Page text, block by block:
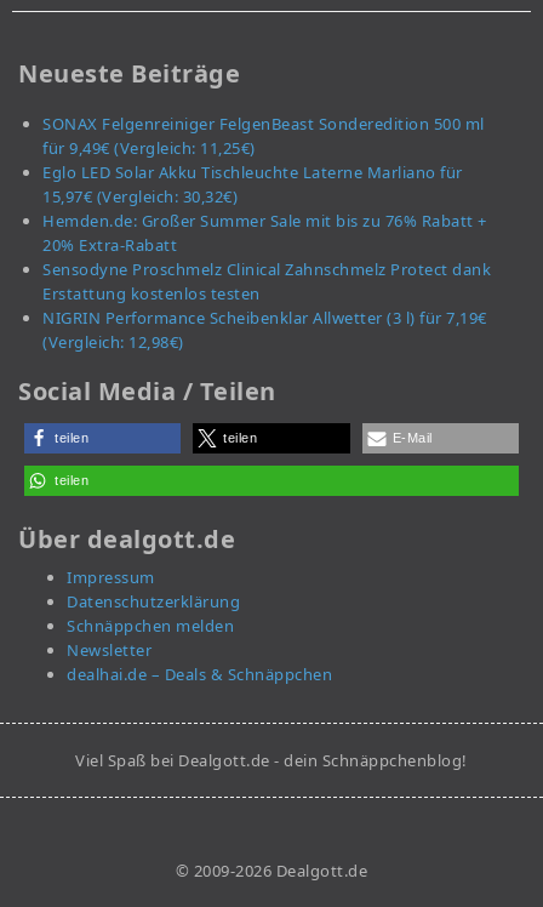
Neueste Beiträge
SONAX Felgenreiniger FelgenBeast Sonderedition 500 ml
für 9,49€ (Vergleich: 11,25€)
Eglo LED Solar Akku Tischleuchte Laterne Marliano für
15,97€ (Vergleich: 30,32€)
Hemden.de: Großer Summer Sale mit bis zu 76% Rabatt +
20% Extra-Rabatt
Sensodyne Proschmelz Clinical Zahnschmelz Protect dank
Erstattung kostenlos testen
NIGRIN Performance Scheibenklar Allwetter (3 l) für 7,19€
(Vergleich: 12,98€)
Social Media / Teilen
teilen teilen E-Mail
teilen
Über dealgott.de
Impressum
Datenschutzerklärung
Schnäppchen melden
Newsletter
dealhai.de – Deals & Schnäppchen
Viel Spaß bei Dealgott.de - dein Schnäppchenblog!
© 2009-2026 Dealgott.de